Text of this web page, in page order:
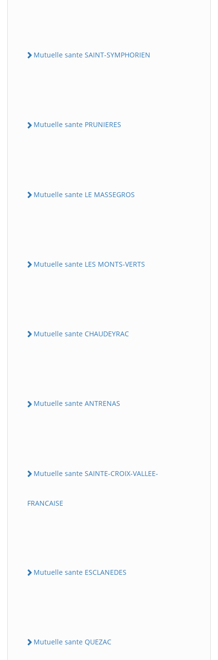
Mutuelle sante SAINT-SYMPHORIEN
Mutuelle sante PRUNIERES
Mutuelle sante LE MASSEGROS
Mutuelle sante LES MONTS-VERTS
Mutuelle sante CHAUDEYRAC
Mutuelle sante ANTRENAS
Mutuelle sante SAINTE-CROIX-VALLEE-
FRANCAISE
Mutuelle sante ESCLANEDES
Mutuelle sante QUEZAC